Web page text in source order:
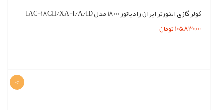
کولر گازی اینورتر ایران رادیاتور 18000 مدل IAC-18CH/XA-I/A/ID
105,830,000 تومان
0%